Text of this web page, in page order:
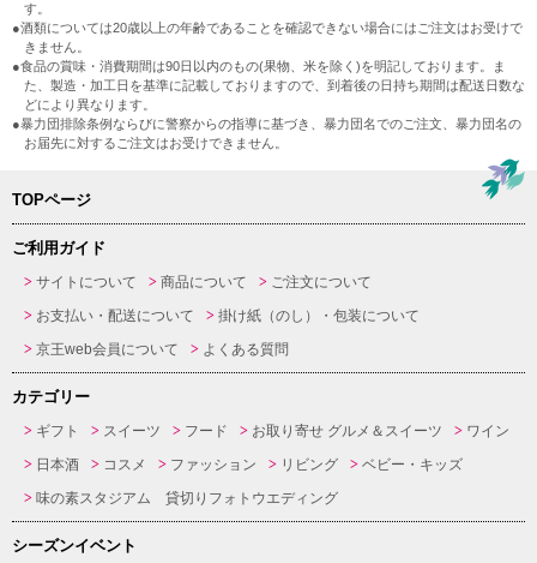
す。
●酒類については20歳以上の年齢であることを確認できない場合にはご注文はお受けで
きません。
●食品の賞味・消費期間は90日以内のもの(果物、米を除く)を明記しております。ま
た、製造・加工日を基準に記載しておりますので、到着後の日持ち期間は配送日数な
どにより異なります。
●暴力団排除条例ならびに警察からの指導に基づき、暴力団名でのご注文、暴力団名の
お届先に対するご注文はお受けできません。
TOPページ
ご利用ガイド
サイトについて 商品について
ご注文について
お支払い・配送について
掛け紙（のし）・包装について
京王web会員について
よくある質問
カテゴリー
ギフト スイーツ フード お取り寄せ グルメ＆スイーツ
ワイン
日本酒
コスメ ファッション リビング
ベビー・キッズ
味の素スタジアム 貸切りフォトウエディング
シーズンイベント